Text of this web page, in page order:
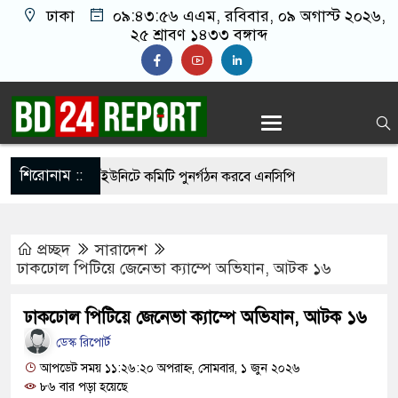
ঢাকা ০৯:৪৩:৫৭ এএম, রবিবার, ০৯ অগাস্ট ২০২৬,
২৫ শ্রাবণ ১৪৩৩ বঙ্গাব্দ
শিরোনাম ::
দেশের সব ইউনিটে কমিটি পুনর্গঠন করবে এনসিপি
স্থির থাকতে পারে না: রাষ্ট্রপতির প্রার্থীতা
বিএনপি ছাড়া কেউ মনোনয়নপত্র নেননি: ইসি সচিব
পরিদর্শনে গিয়ে দেখলেন দায়িত্ব অবহেলা, সিভিল
প্রচ্ছদ
সারাদেশ
ঢাকঢোল পিটিয়ে জেনেভা ক্যাম্পে অভিযান, আটক ১৬
ঢাকঢোল পিটিয়ে জেনেভা ক্যাম্পে অভিযান, আটক ১৬
ডেস্ক রিপোর্ট
আপডেট সময় ১১:২৬:২০ অপরাহ্ন, সোমবার, ১ জুন ২০২৬
৮৬ বার পড়া হয়েছে